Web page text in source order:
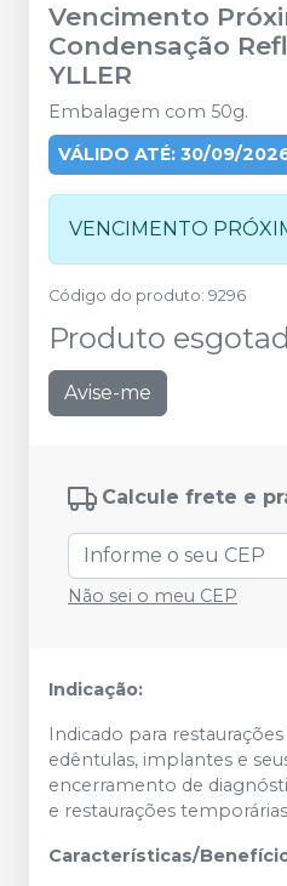
Vencimento
Condensação
YLLER
Embalagem com 50g.
VÁLIDO ATÉ: 30/09/
VENCIMENTO
Código do produto: 9296
Produto
Avise-me
Calcule frete e
Não sei o meu CEP
Indicação:
Indicado para
edêntulas, implantes e
encerramento de
e restaurações
Características/